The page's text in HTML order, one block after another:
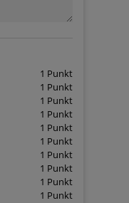
1 Punkt
1 Punkt
1 Punkt
1 Punkt
1 Punkt
1 Punkt
1 Punkt
1 Punkt
1 Punkt
1 Punkt